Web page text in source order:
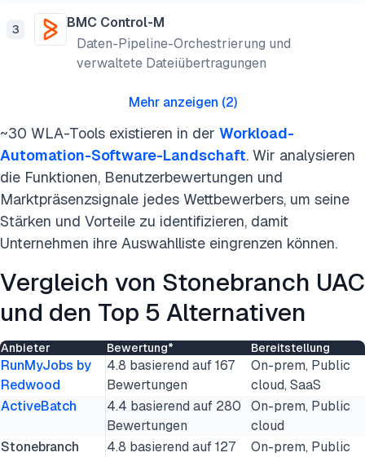
3
BMC Control-M
Daten-Pipeline-Orchestrierung und
verwaltete Dateiübertragungen
Mehr anzeigen (2)
~30 WLA-Tools existieren in der Workload-
Automation-Software-Landschaft. Wir analysieren
die Funktionen, Benutzerbewertungen und
Marktpräsenzsignale jedes Wettbewerbers, um seine
Stärken und Vorteile zu identifizieren, damit
Unternehmen ihre Auswahlliste eingrenzen können.
Vergleich von Stonebranch UAC
und den Top 5 Alternativen
Anbieter Bewertung* Bereitstellung
RunMyJobs by
Redwood
4.8 basierend auf 167
Bewertungen
On-prem, Public
cloud, SaaS
ActiveBatch
4.4 basierend auf 280
Bewertungen
On-prem, Public
cloud
Stonebranch
4.8 basierend auf 127
On-prem, Public